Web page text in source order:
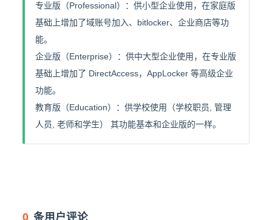
专业版（Professional）：供小型企业使用，在家庭版
基础上增加了域账号加入、bitlocker、企业商店等功
能。
企业版（Enterprise）：供中大型企业使用，在专业版
基础上增加了 DirectAccess，AppLocker 等高级企业
功能。
教育版（Education）：供学校使用（学校职员, 管理
人员, 老师和学生） 其功能基本和企业版的一样。
0 条用户评论